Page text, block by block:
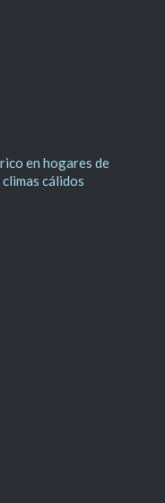
en hogares de
cálidos